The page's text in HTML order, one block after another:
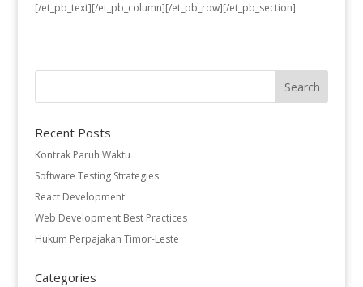
[/et_pb_text][/et_pb_column][/et_pb_row][/et_pb_section]
Recent Posts
Kontrak Paruh Waktu
Software Testing Strategies
React Development
Web Development Best Practices
Hukum Perpajakan Timor-Leste
Categories